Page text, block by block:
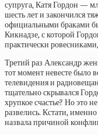
супруга, Катя Гордон —
шесть лет и закончился
официальными браками
Кикнадзе, с которой
практически
Третий раз Александр
тот момент невесте было
телевидения и
тщательно скрывался
хрупкое счастье? Но это
развелись. Кстати,
назвала причиной